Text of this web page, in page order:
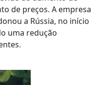
de preços. A empresa
a Rússia, no início
uma redução